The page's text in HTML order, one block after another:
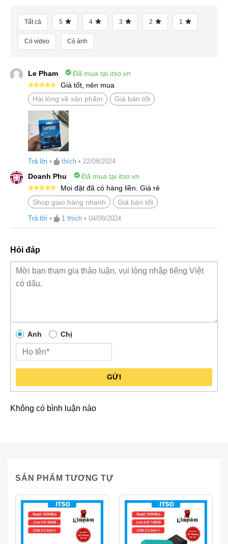
Tất cả 5 4 3 2 1
Có video Có ảnh
Le Pham Đã mua tại itso.vn
Được xếp
hạng
5
sao
Giá tốt, nên mua
Hài lòng về sản phẩm
Giá bán tốt
Trả lời • thích • 22/08/2024
Doanh Phu Đã mua tại itso.vn
Được xếp
hạng55
sao
Moi đặt đã có hàng liền. Giá rẻ
Shop giao hàng nhanh
Giá bán tốt
Trả lời • 1 thích • 04/08/2024
Hỏi đáp
Anh Chị
GỬI
Không có bình luận nào
SẢN PHẨM TƯƠNG TỰ